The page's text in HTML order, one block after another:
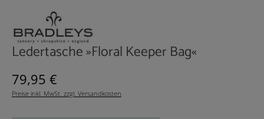
Ledertasche »Floral Keeper Bag«
Regulärer Preis:
79,95 €
Preise inkl. MwSt. zzgl. Versandkosten